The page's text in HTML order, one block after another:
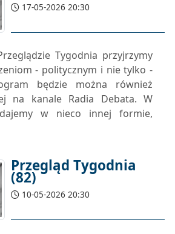
17-05-2026 20:30
Tygodnia przyjrzymy
- politycznym i nie tylko -
będzie można również
na kanale Radia Debata. W
w nieco innej formie,
Przegląd Tygodnia
(82)
10-05-2026 20:30